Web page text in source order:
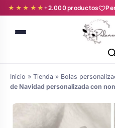
★★★★★+2.000 productos
Inicio » Tienda » Bolas
de Navidad personalizada con